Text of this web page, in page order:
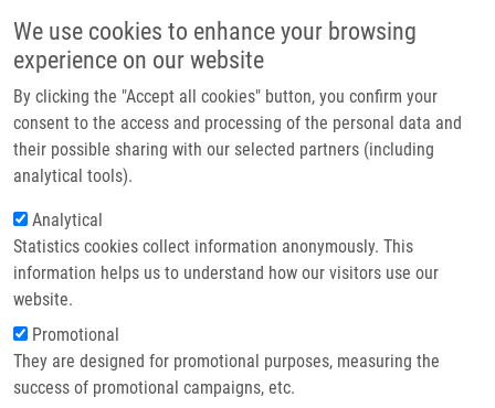
We use cookies to enhance your browsing
experience on our website
By clicking the "Accept all cookies" button, you confirm your
consent to the access and processing of the personal data and
their possible sharing with our selected partners (including
analytical tools).
Analytical
Statistics cookies collect information anonymously. This
information helps us to understand how our visitors use our
website.
Promotional
They are designed for promotional purposes, measuring the
success of promotional campaigns, etc.
Header image
Drobečková navigace
Domů
New Planar Light Source For The Induction And Monitoring Of
Photodynamic Processes In Vitro